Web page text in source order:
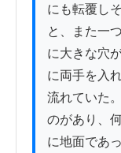
にも転覆し
と、また一
に大きな穴
に両手を入
流れていた
のがあり、
に地面であ